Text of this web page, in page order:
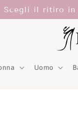
Scegli il ritiro in
Uomo